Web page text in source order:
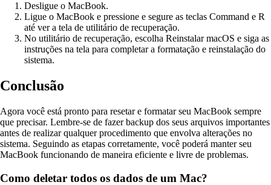
Desligue o MacBook.
Ligue o MacBook e pressione e segure as teclas Command e R
até ver a tela de utilitário de recuperação.
No utilitário de recuperação, escolha Reinstalar macOS e siga as
instruções na tela para completar a formatação e reinstalação do
sistema.
Conclusão
Agora você está pronto para resetar e formatar seu MacBook sempre
que precisar. Lembre-se de fazer backup dos seus arquivos importantes
antes de realizar qualquer procedimento que envolva alterações no
sistema. Seguindo as etapas corretamente, você poderá manter seu
MacBook funcionando de maneira eficiente e livre de problemas.
Como deletar todos os dados de um Mac?